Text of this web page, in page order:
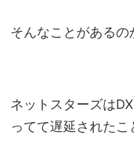
そんなことがあるの
ネットスターズは
ってて遅延されたこ